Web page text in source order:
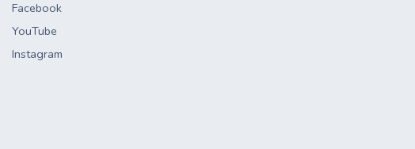
Facebook
YouTube
Instagram